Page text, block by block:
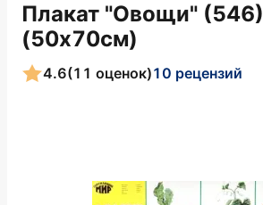
Плакат "Овощи" (546)
(50х70см)
4.6(11 оценок)10 рецензий